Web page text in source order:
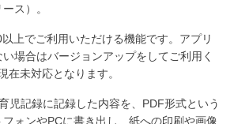
ス）。
上でご利用いただける機能です。アプリ
場合はバージョンアップをしてご利用く
在未対応となります。
児記録に記録した内容を、PDF形式という
ォンやPCに書き出し、紙への印刷や画像